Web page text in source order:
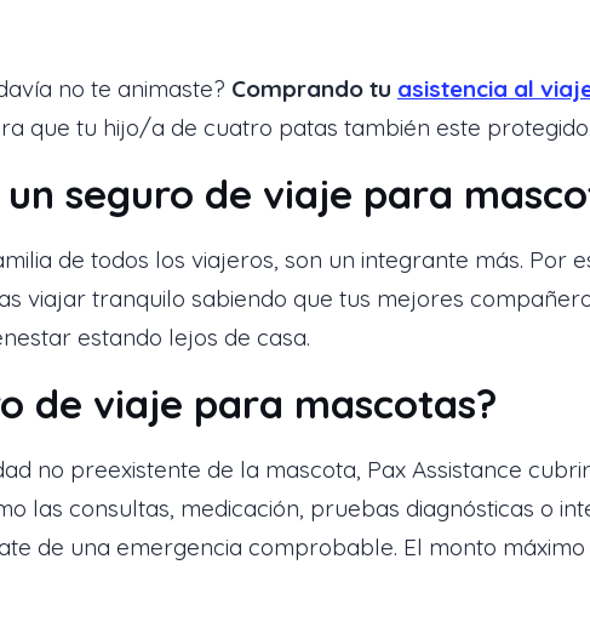
no te animaste? Comprando tu asistencia al
que tu hijo/a de cuatro patas también este protegido.
seguro de viaje para
de todos los viajeros, son un integrante más. Por
viajar tranquilo sabiendo que tus mejores
estando lejos de casa.
de viaje para mascotas?
no preexistente de la mascota, Pax Assistance
las consultas, medicación, pruebas diagnósticas o
de una emergencia comprobable. El monto